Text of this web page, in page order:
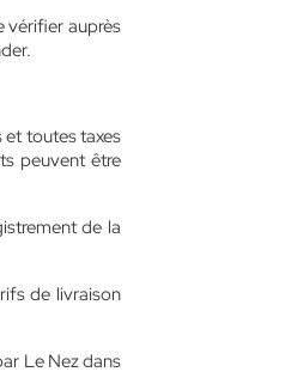
vérifier auprès
et toutes taxes
peuvent être
de la
de livraison
Le Nez dans